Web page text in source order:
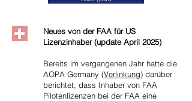
Neues von der FAA für US
Lizenzinhaber (update April 2025)
Bereits im vergangenen Jahr hatte die
AOPA Germany (Verlinkung) darüber
berichtet, dass Inhaber von FAA
Pilotenlizenzen bei der FAA eine